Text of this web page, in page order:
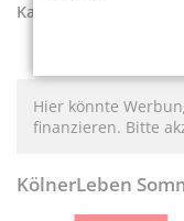
Kategorien:
Hier könnte
finanzieren. Bitte
KölnerLeben